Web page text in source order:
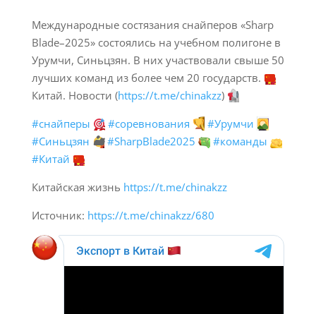
Международные состязания снайперов «Sharp
Blade–2025» состоялись на учебном полигоне в
Урумчи, Синьцзян. В них участвовали свыше 50
лучших команд из более чем 20 государств.
Китай. Новости (https://t.me/chinakzz)
#снайперы
#соревнования
#Урумчи
#Синьцзян 🏜 #SharpBlade2025
#команды
#Китай
Китайская жизнь https://t.me/chinakzz
Источник: https://t.me/chinakzz/680